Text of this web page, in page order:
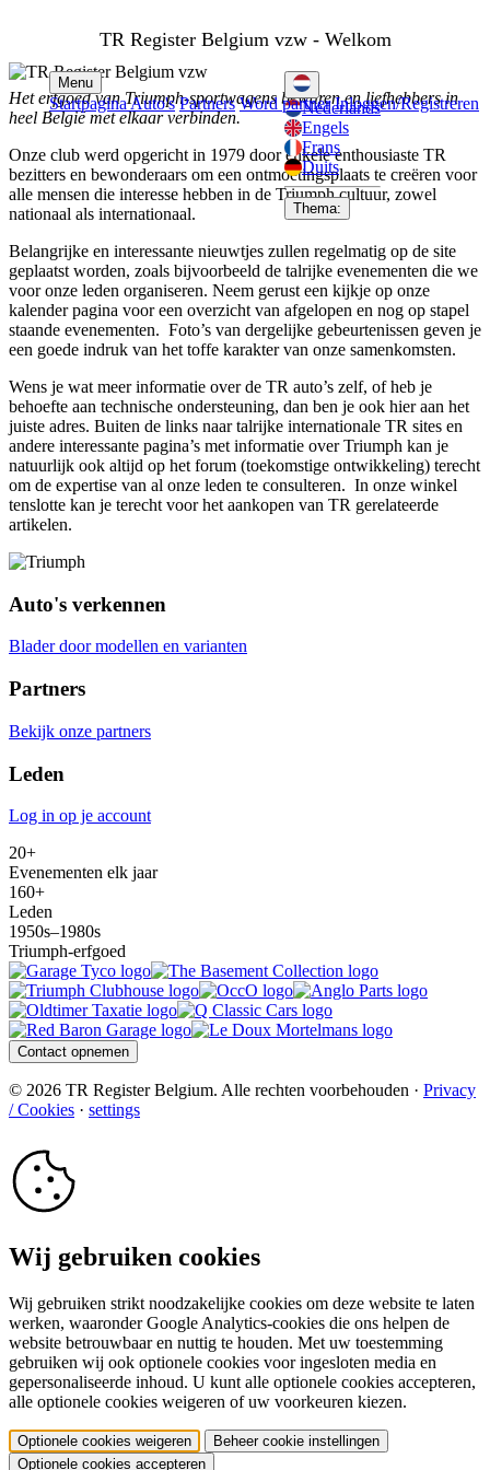
TR Register Belgium vzw - Welkom
Nederlands
Engels
Frans
Duits
Thema:
Menu
StartpaginaAuto's Partners Word partner Inloggen/Registreren
Het erfgoed van Triumph-sportwagens bewaren en liefhebbers in
heel België met elkaar verbinden.
Onze club werd opgericht in 1979 door enkele enthousiaste TR
bezitters en bewonderaars om een ontmoetingsplaats te creëren voor
alle mensen die interesse hebben in de Triumph cultuur, zowel
nationaal als internationaal.
Belangrijke en interessante nieuwtjes zullen regelmatig op de site
geplaatst worden, zoals bijvoorbeeld de talrijke evenementen die we
voor onze leden organiseren. Neem gerust een kijkje op onze
kalender pagina voor een overzicht van afgelopen en nog op stapel
staande evenementen. Foto’s van dergelijke gebeurtenissen geven je
een goede indruk van het toffe karakter van onze samenkomsten.
Wens je wat meer informatie over de TR auto’s zelf, of heb je
behoefte aan technische ondersteuning, dan ben je ook hier aan het
juiste adres. Buiten de links naar talrijke internationale TR sites en
andere interessante pagina’s met informatie over Triumph kan je
natuurlijk ook altijd op het forum (toekomstige ontwikkeling) terecht
om de expertise van al onze leden te consulteren. In onze winkel
tenslotte kan je terecht voor het aankopen van TR gerelateerde
artikelen.
Auto's verkennen
Blader door modellen en varianten
Partners
Bekijk onze partners
Leden
Log in op je account
20+
Evenementen elk jaar
160+
Leden
1950s–1980s
Triumph-erfgoed
Contact opnemen
© 2026 TR Register Belgium. Alle rechten voorbehouden · Privacy
/ Cookies · settings
Wij gebruiken cookies
Wij gebruiken strikt noodzakelijke cookies om deze website te laten
werken, waaronder Google Analytics-cookies die ons helpen de
website betrouwbaar en nuttig te houden. Met uw toestemming
gebruiken wij ook optionele cookies voor ingesloten media en
gepersonaliseerde inhoud. U kunt alle optionele cookies accepteren,
alle optionele cookies weigeren of uw voorkeuren kiezen.
Optionele cookies weigeren
Beheer cookie instellingen
Optionele cookies accepteren